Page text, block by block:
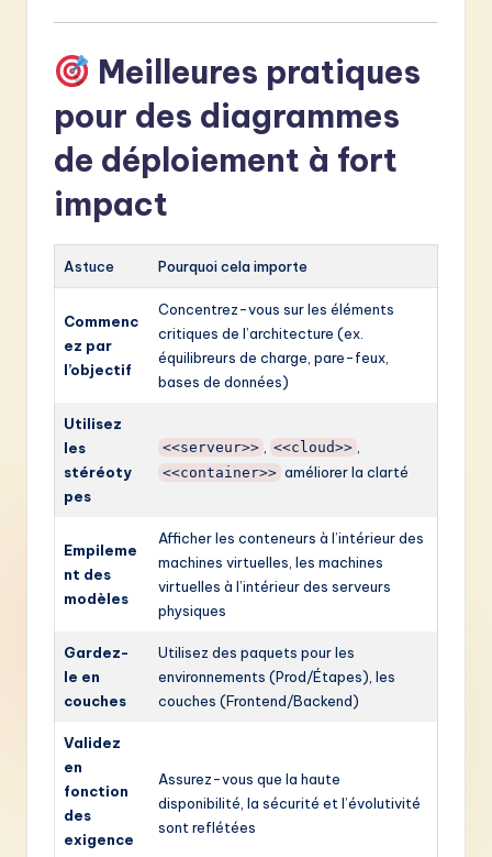
Meilleures pratiques
pour des diagrammes
de déploiement à fort
impact
Astuce Pourquoi cela importe
Commenc
ez par
l’objectif
Concentrez-vous sur les éléments
critiques de l’architecture (ex.
équilibreurs de charge, pare-feux,
bases de données)
Utilisez
les
stéréoty
pes
<<serveur>> <<cloud>>
<<container>> améliorer la clarté
Empileme
nt des
modèles
Afficher les conteneurs à l’intérieur des
machines virtuelles, les machines
virtuelles à l’intérieur des serveurs
physiques
Gardez-
le en
couches
Utilisez des paquets pour les
environnements (Prod/Étapes), les
couches (Frontend/Backend)
Validez
en
fonction
des
exigence
Assurez-vous que la haute
disponibilité, la sécurité et l’évolutivité
sont reflétées